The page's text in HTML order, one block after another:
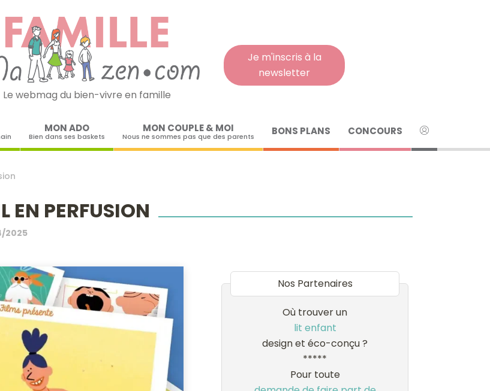
Je m'inscris à la
newsletter
Le webmag du bien-vivre en famille
MON ADO
Bien dans ses baskets
MON COUPLE & MOI
Nous ne sommes pas que des parents BONS PLANS CONCOURS
EN PERFUSION
2025
Nos Partenaires
Où trouver un
lit enfant
design et éco-conçu ?
*****
Pour toute